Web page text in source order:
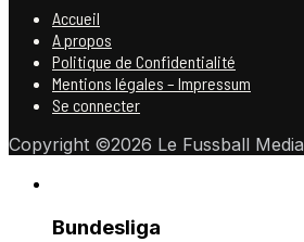
Accueil
A propos
Politique de Confidentialité
Mentions légales – Impressum
Se connecter
Copyright ©2026 Le Fussball Media
Bundesliga